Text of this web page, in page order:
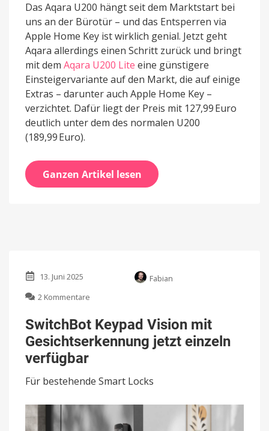
Das Aqara U200 hängt seit dem Marktstart bei
uns an der Bürotür – und das Entsperren via
Apple Home Key ist wirklich genial. Jetzt geht
Aqara allerdings einen Schritt zurück und bringt
mit dem Aqara U200 Lite eine günstigere
Einsteigervariante auf den Markt, die auf einige
Extras – darunter auch Apple Home Key –
verzichtet. Dafür liegt der Preis mit 127,99 Euro
deutlich unter dem des normalen U200
(189,99 Euro).
Ganzen Artikel lesen
13. Juni 2025
Fabian
2 Kommentare
Keypad
Vision
mit
einzeln
SwitchBot Keypad Vision mit
Gesichtserkennung jetzt einzeln
verfügbar
Für bestehende Smart Locks